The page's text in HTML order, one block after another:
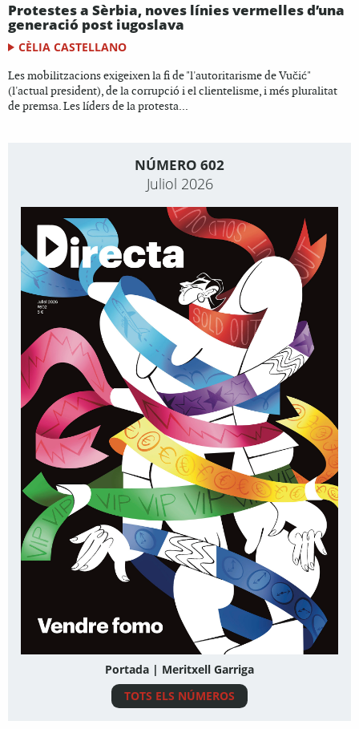
Protestes a Sèrbia, noves línies vermelles d’una
generació post iugoslava
CÈLIA CASTELLANO
Les mobilitzacions exigeixen la fi de "l'autoritarisme de Vučić"
(l'actual president), de la corrupció i el clientelisme, i més pluralitat
de premsa. Les líders de la protesta...
NÚMERO 602
Juliol 2026
Portada | Meritxell Garriga
TOTS ELS NÚMEROS